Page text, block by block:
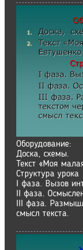
Оборудование:
Доска, схемы.
Текст «Моя
Структура урока
I фаза. Вызов
II фаза.
III фаза.
смысл текста.